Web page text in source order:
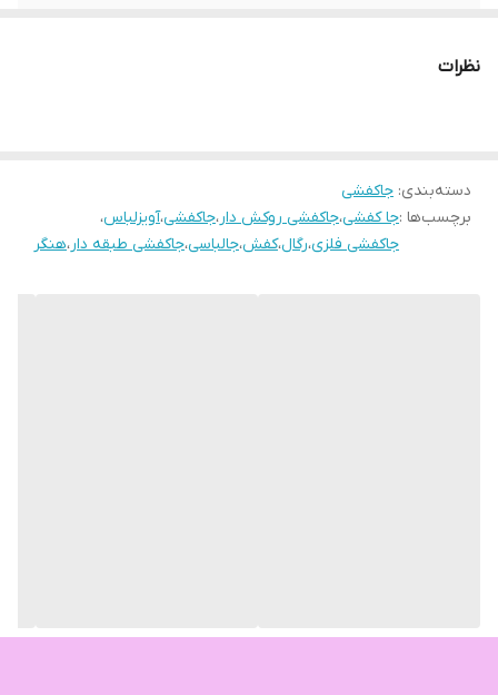
نظرات
دسته‌بندی: جاکفشی
برچسب‌ها :جا کفشی،جاکفشی روکش دار،جاکفشی،آویزلباس،
جاکفشی فلزی،رگال،کفش،جالباسی،جاکفشی طبقه دار،هنگر